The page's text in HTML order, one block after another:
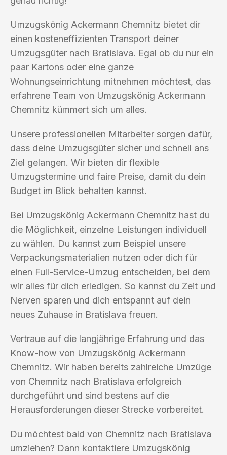
Umzugskönig Ackermann Chemnitz bietet dir
einen kosteneffizienten Transport deiner
Umzugsgüter nach Bratislava. Egal ob du nur ein
paar Kartons oder eine ganze
Wohnungseinrichtung mitnehmen möchtest, das
erfahrene Team von Umzugskönig Ackermann
Chemnitz kümmert sich um alles.
Unsere professionellen Mitarbeiter sorgen dafür,
dass deine Umzugsgüter sicher und schnell ans
Ziel gelangen. Wir bieten dir flexible
Umzugstermine und faire Preise, damit du dein
Budget im Blick behalten kannst.
Bei Umzugskönig Ackermann Chemnitz hast du
die Möglichkeit, einzelne Leistungen individuell
zu wählen. Du kannst zum Beispiel unsere
Verpackungsmaterialien nutzen oder dich für
einen Full-Service-Umzug entscheiden, bei dem
wir alles für dich erledigen. So kannst du Zeit und
Nerven sparen und dich entspannt auf dein
neues Zuhause in Bratislava freuen.
Vertraue auf die langjährige Erfahrung und das
Know-how von Umzugskönig Ackermann
Chemnitz. Wir haben bereits zahlreiche Umzüge
von Chemnitz nach Bratislava erfolgreich
durchgeführt und sind bestens auf die
Herausforderungen dieser Strecke vorbereitet.
Du möchtest bald von Chemnitz nach Bratislava
umziehen? Dann kontaktiere Umzugskönig